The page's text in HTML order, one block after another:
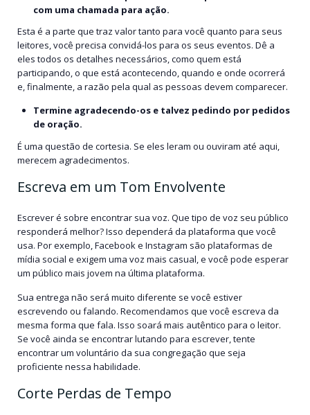
com uma chamada para ação.
Esta é a parte que traz valor tanto para você quanto para seus
leitores, você precisa convidá-los para os seus eventos. Dê a
eles todos os detalhes necessários, como quem está
participando, o que está acontecendo, quando e onde ocorrerá
e, finalmente, a razão pela qual as pessoas devem comparecer.
Termine agradecendo-os e talvez pedindo por pedidos
de oração.
É uma questão de cortesia. Se eles leram ou ouviram até aqui,
merecem agradecimentos.
Escreva em um Tom Envolvente
Escrever é sobre encontrar sua voz. Que tipo de voz seu público
responderá melhor? Isso dependerá da plataforma que você
usa. Por exemplo, Facebook e Instagram são plataformas de
mídia social e exigem uma voz mais casual, e você pode esperar
um público mais jovem na última plataforma.
Sua entrega não será muito diferente se você estiver
escrevendo ou falando. Recomendamos que você escreva da
mesma forma que fala. Isso soará mais autêntico para o leitor.
Se você ainda se encontrar lutando para escrever, tente
encontrar um voluntário da sua congregação que seja
proficiente nessa habilidade.
Corte Perdas de Tempo